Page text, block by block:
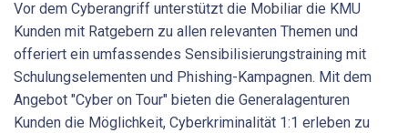
Vor dem Cyberangriff unterstützt die Mobiliar die KMU
Kunden mit Ratgebern zu allen relevanten Themen und
offeriert ein umfassendes Sensibilisierungstraining mit
Schulungselementen und Phishing-Kampagnen. Mit dem
Angebot "Cyber on Tour" bieten die Generalagenturen
Kunden die Möglichkeit, Cyberkriminalität 1:1 erleben zu